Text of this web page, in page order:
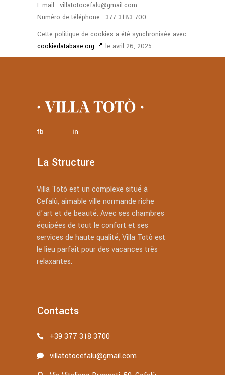
E-mail : villatotocefalu@gmail.com
Numéro de téléphone : 377 3183 700
Cette politique de cookies a été synchronisée avec
cookiedatabase.org
le avril 26, 2025.
fb in
La Structure
Villa Totò est un complexe situé à
Cefalù, aimable ville normande riche
d’art et de beauté. Avec ses chambres
équipées de tout le confort et ses
services de haute qualité, Villa Totò est
le lieu parfait pour des vacances très
relaxantes.
Contacts
+39 377 318 3700
villatotocefalu@gmail.com